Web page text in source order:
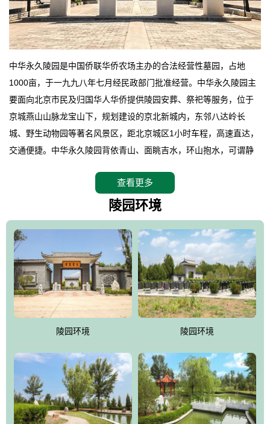
中华永久陵园是中国侨联华侨农场主办的合法经营性墓园，占地
1000亩，于一九九八年七月经民政部门批准经营。中华永久陵园主
要面向北京市民及归国华人华侨提供陵园安葬、祭祀等服务，位于
京城燕山山脉龙宝山下，规划建设的京北新城内，东邻八达岭长
城、野生动物园等著名风景区，距北京城区1小时车程，高速直达，
交通便捷。中华永久陵园背依青山、面眺吉水，环山抱水，可谓静
地。在总体设计上完全以中国传统文化作为前渠，由三条山脊环绕
而成，宛如一把太师椅，呈坐南朝北向，左青龙，右白虎，前朱
环绕挡住了外界的风吹，流动的生气遇到官厅的水又止住了，正好
符合山环水抱，藏风纳气的要求。中华永久陵园风景庄重典雅、气
势如宏，是华北地区最大的平川式墓园，陵园以皇家建筑风格为载
体吸取现代园林艺术之精华
查看更多
陵园环境
陵园环境 陵园环境